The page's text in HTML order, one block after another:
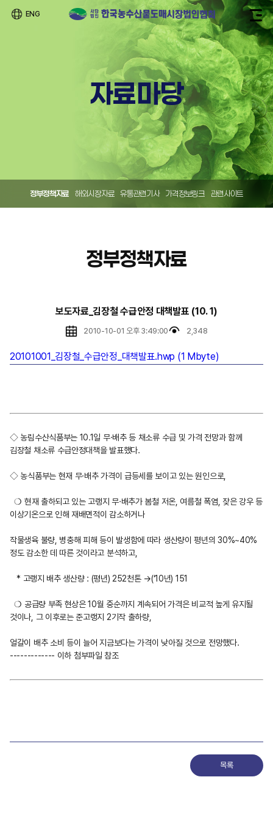
ENG
자료마당
정부정책자료 해외시장자료 유통관련기사 가격정보링크 관련사이트
정부정책자료
보도자료_김장철 수급안정 대책발표 (10. 1)
2010-10-01 오후 3:49:00 2,348
20101001_김장철_수급안정_대책발표.hwp (1 Mbyte)
◇ 농림수산식품부는 10.1일 무·배추 등 채소류 수급 및 가격 전망과 함께
김장철 채소류 수급안정대책을 발표했다.
◇ 농식품부는 현재 무·배추 가격이 급등세를 보이고 있는 원인으로,
❍ 현재 출하되고 있는 고랭지 무·배추가 봄철 저온, 여름철 폭염, 잦은 강우 등
이상기온으로 인해 재배면적이 감소하거나
작물생육 불량, 병충해 피해 등이 발생함에 따라 생산량이 평년의 30%~40%
정도 감소한 데 따른 것이라고 분석하고,
* 고랭지 배추 생산량 : (평년) 252천톤 →(‘10년) 151
❍ 공급량 부족 현상은 10월 중순까지 계속되어 가격은 비교적 높게 유지될
것이나, 그 이후로는 준고랭지 2기작 출하량,
얼갈이 배추 소비 등이 늘어 지금보다는 가격이 낮아질 것으로 전망했다.
------------- 이하 첨부파일 참조
목록